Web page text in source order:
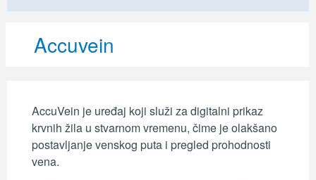
Accuvein
AccuVein je uređaj koji služi za digitalni prikaz
krvnih žila u stvarnom vremenu, čime je olakšano
postavljanje venskog puta i pregled prohodnosti
vena.